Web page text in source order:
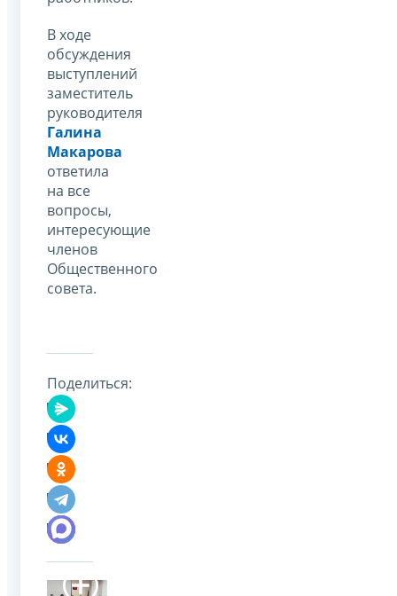
В ходе
обсуждения
выступлений
заместитель
руководителя
Галина
Макарова
ответила
на все
вопросы,
интересующие
членов
Общественного
совета.
Поделиться: